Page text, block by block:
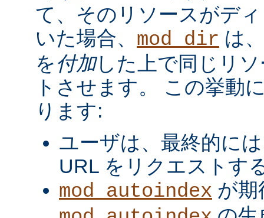
て、そのリソースがデ
いた場合、 mod_dir は
を付加した上で同じリ
トさせます。 この挙動
ります:
ユーザは、最終的に
URL をリクエストす
mod_autoindex が期